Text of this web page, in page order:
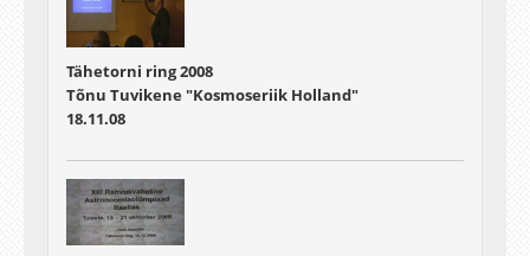
Tähetorni ring 2008
Tõnu Tuvikene "Kosmoseriik Holland"
18.11.08